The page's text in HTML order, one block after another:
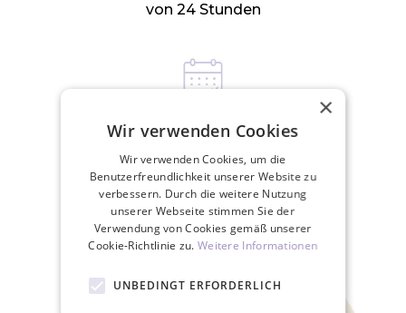
von 24 Stunden
30 Tage Rückgaberecht
ZUGEHÖRIGE PRODUKTE
×
Wir verwenden Cookies
Wir verwenden Cookies, um die
Benutzerfreundlichkeit unserer Website zu
verbessern. Durch die weitere Nutzung
unserer Webseite stimmen Sie der
Verwendung von Cookies gemäß unserer
Cookie-Richtlinie zu.Weitere Informationen
UNBEDINGT ERFORDERLICH